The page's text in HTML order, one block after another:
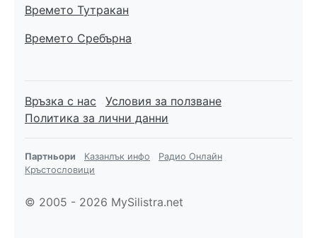
Времето Тутракан
Времето Сребърна
Връзка с нас
Условия за ползване
Политика за лични данни
Партньори Казанлък инфо
Радио Онлайн
Кръстословици
© 2005 - 2026 MySilistra.net